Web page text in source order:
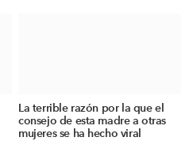
La terrible razón por la que el
consejo de esta madre a otras
mujeres se ha hecho viral